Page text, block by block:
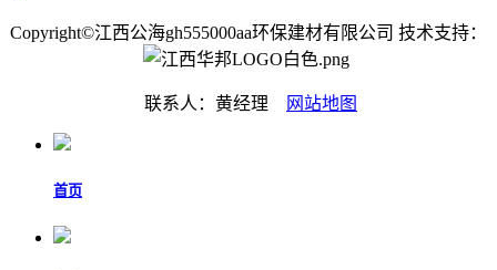
Copyright©江西公海gh555000aa环保建材有限公司 技术支持：
联系人：黄经理 网站地图
首页